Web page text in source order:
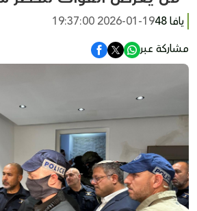
ارسل خبر يافا 48
2026-01-19 19:37:00
مشاركة عبر